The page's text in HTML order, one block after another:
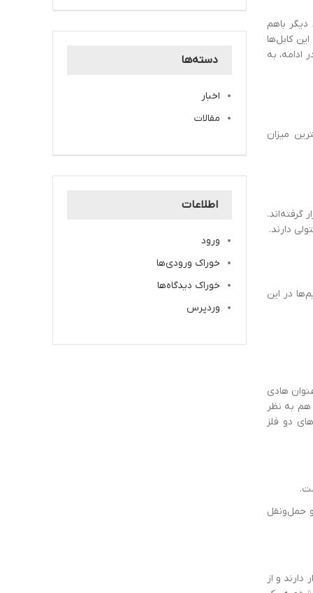
باهم
کابل‌ها
به
میزان
دارند.
تعداد سیم‌ها در این
هادی
هم به نظر
دو فلز
حمل‌ونقل
و از
دسته‌ها
اخبار
مقالات
اطلاعات
ورود
خوراک ورودی‌ها
خوراک دیدگاه‌ها
وردپرس